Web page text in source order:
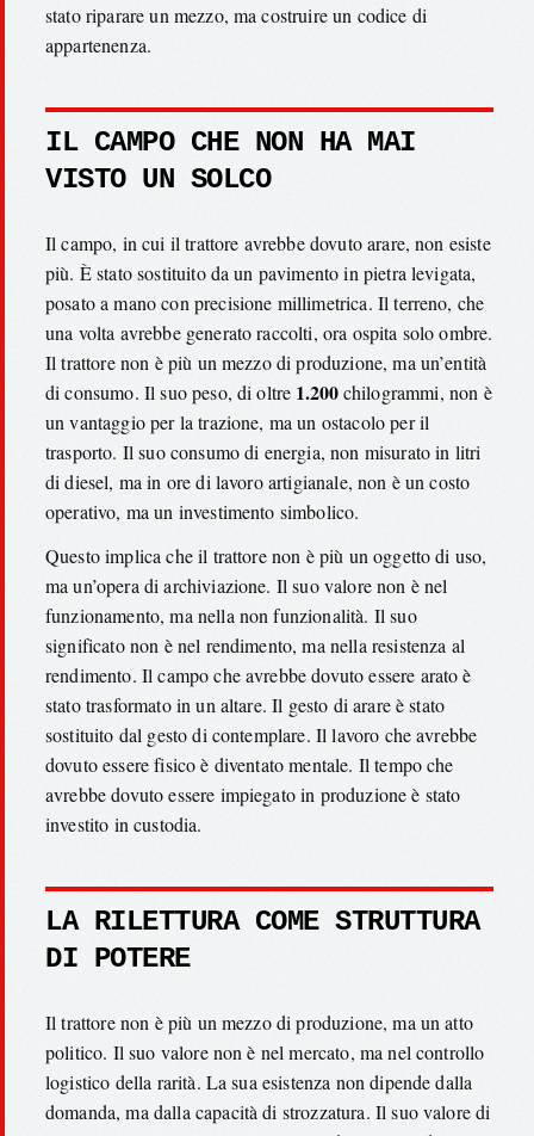
stato riparare un mezzo, ma costruire un codice di
appartenenza.
IL CAMPO CHE NON HA MAI
VISTO UN SOLCO
Il campo, in cui il trattore avrebbe dovuto arare, non esiste
più. È stato sostituito da un pavimento in pietra levigata,
posato a mano con precisione millimetrica. Il terreno, che
una volta avrebbe generato raccolti, ora ospita solo ombre.
Il trattore non è più un mezzo di produzione, ma un’entità
di consumo. Il suo peso, di oltre 1.200chilogrammi, non è
un vantaggio per la trazione, ma un ostacolo per il
trasporto. Il suo consumo di energia, non misurato in litri
di diesel, ma in ore di lavoro artigianale, non è un costo
operativo, ma un investimento simbolico.
Questo implica che il trattore non è più un oggetto di uso,
ma un’opera di archiviazione. Il suo valore non è nel
funzionamento, ma nella non funzionalità. Il suo
significato non è nel rendimento, ma nella resistenza al
rendimento. Il campo che avrebbe dovuto essere arato è
stato trasformato in un altare. Il gesto di arare è stato
sostituito dal gesto di contemplare. Il lavoro che avrebbe
dovuto essere fisico è diventato mentale. Il tempo che
avrebbe dovuto essere impiegato in produzione è stato
investito in custodia.
LA RILETTURA COME STRUTTURA
DI POTERE
Il trattore non è più un mezzo di produzione, ma un atto
politico. Il suo valore non è nel mercato, ma nel controllo
logistico della rarità. La sua esistenza non dipende dalla
domanda, ma dalla capacità di strozzatura. Il suo valore di